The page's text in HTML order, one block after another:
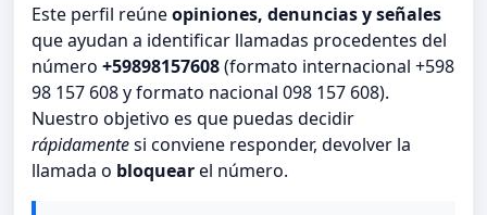
Este perfil reúneopiniones, denuncias y señales
que ayudan a identificar llamadas procedentes del
número +59898157608(formato internacional +598
98 157 608 y formato nacional 098 157 608).
Nuestro objetivo es que puedas decidir
rápidamentesi conviene responder, devolver la
llamada o bloquearel número.